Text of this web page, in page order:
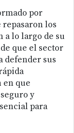
por
repasaron los
a lo largo de su
que el sector
defender sus
en que
y
para